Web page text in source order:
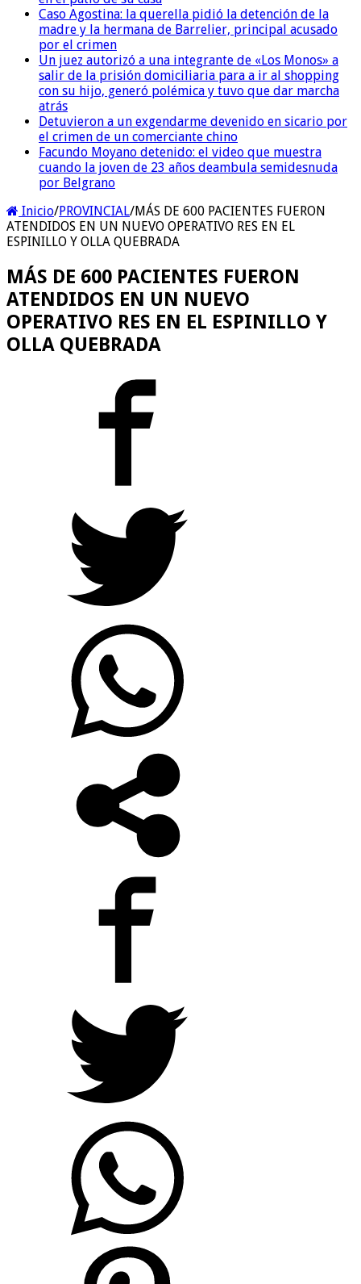
Caso Agostina: la querella pidió la detención de la
madre y la hermana de Barrelier, principal acusado
por el crimen
Un juez autorizó a una integrante de «Los Monos» a
salir de la prisión domiciliaria para a ir al shopping
con su hijo, generó polémica y tuvo que dar marcha
atrás
Detuvieron a un exgendarme devenido en sicario por
el crimen de un comerciante chino
Facundo Moyano detenido: el video que muestra
cuando la joven de 23 años deambula semidesnuda
por Belgrano
Inicio/PROVINCIAL/MÁS DE 600 PACIENTES FUERON
ATENDIDOS EN UN NUEVO OPERATIVO RES EN EL
ESPINILLO Y OLLA QUEBRADA
MÁS DE 600 PACIENTES FUERON
ATENDIDOS EN UN NUEVO
OPERATIVO RES EN EL ESPINILLO Y
OLLA QUEBRADA